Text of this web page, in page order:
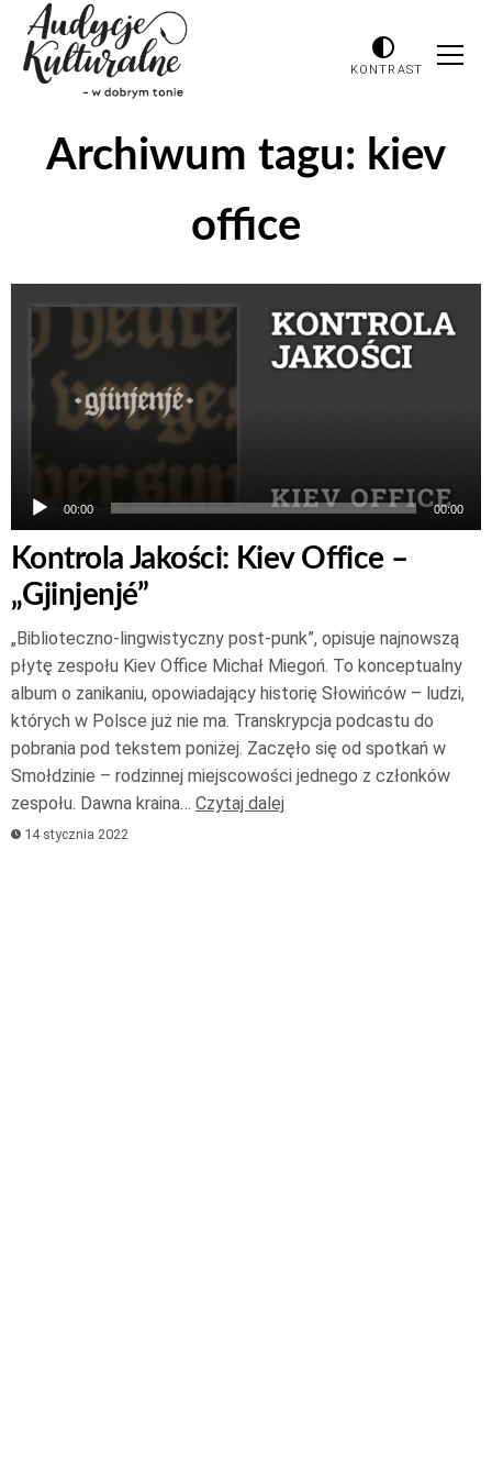
KONTRAST
Archiwum tagu: kiev
office
dźwiękowych
00:00 00:00
Kontrola Jakości: Kiev Office –
„Gjinjenjé”
„Biblioteczno-lingwistyczny post-punk”, opisuje najnowszą
płytę zespołu Kiev Office Michał Miegoń. To konceptualny
album o zanikaniu, opowiadający historię Słowińców – ludzi,
których w Polsce już nie ma. Transkrypcja podcastu do
pobrania pod tekstem poniżej. Zaczęło się od spotkań w
Smołdzinie – rodzinnej miejscowości jednego z członków
zespołu. Dawna kraina… Czytaj dalej
14 stycznia 2022